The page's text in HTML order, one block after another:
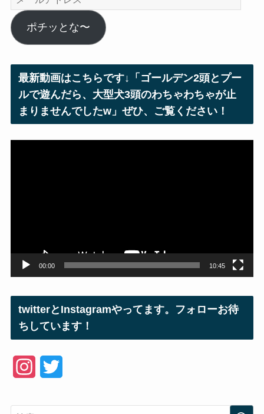
ー
ル
ア
ス
ポチッとな〜
最新動画はこちらです↓「ゴールデン2頭とプー
ルで遊んだら、大型犬3頭のわちゃわちゃが止
まりませんでしたw」ぜひ、ご覧ください！
00:00 10:45
twitterとInstagramやってます。フォローお待
ちしています！